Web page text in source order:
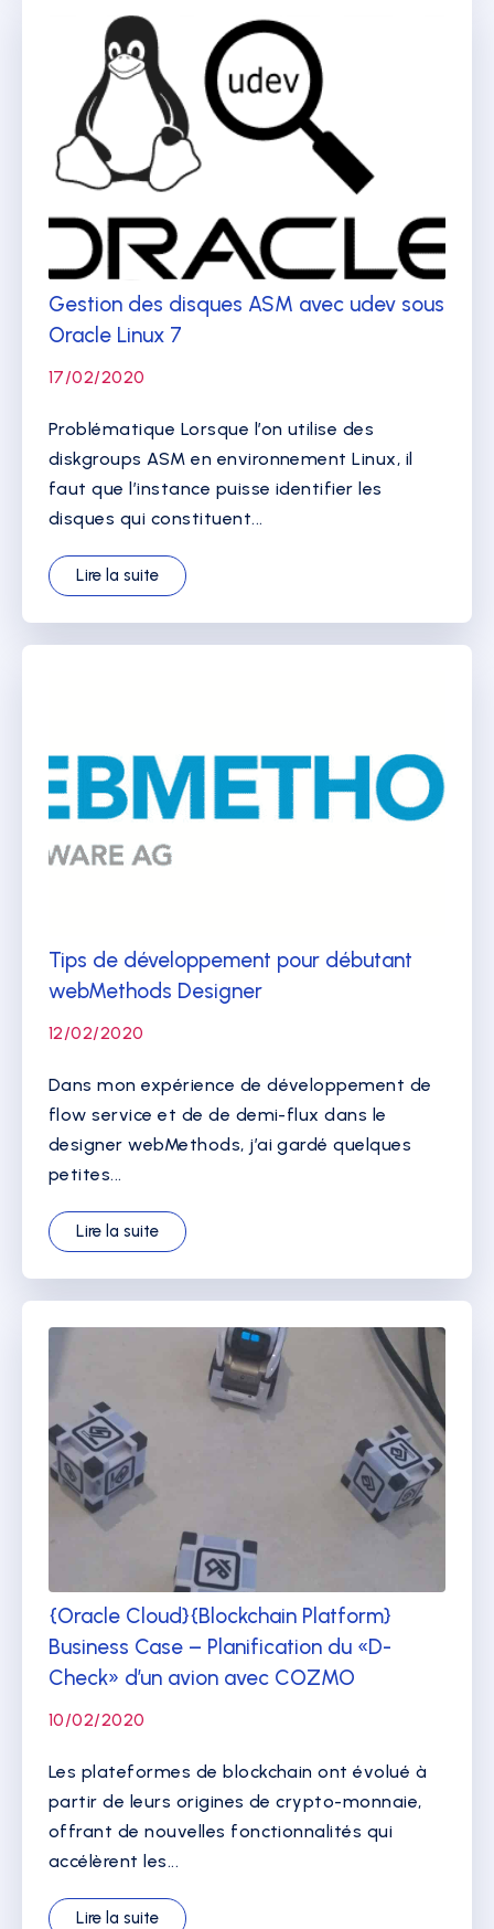
Gestion des disques ASM avec udev sous
Oracle Linux 7
17/02/2020
Problématique Lorsque l’on utilise des
diskgroups ASM en environnement Linux, il
faut que l’instance puisse identifier les
disques qui constituent...
Lire la suite
Tips de développement pour débutant
webMethods Designer
12/02/2020
Dans mon expérience de développement de
flow service et de de demi-flux dans le
designer webMethods, j’ai gardé quelques
petites...
Lire la suite
{Oracle Cloud}{Blockchain Platform}
Business Case – Planification du «D-
Check» d’un avion avec COZMO
10/02/2020
Les plateformes de blockchain ont évolué à
partir de leurs origines de crypto-monnaie,
offrant de nouvelles fonctionnalités qui
accélèrent les...
Lire la suite